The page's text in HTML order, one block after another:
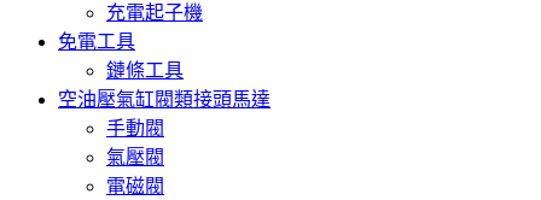
充電起子機
免電工具
鏈條工具
空油壓氣缸閥類接頭馬達
手動閥
氣壓閥
電磁閥